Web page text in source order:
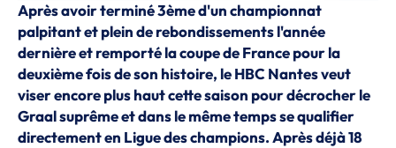
Après avoir terminé 3ème d'un championnat
palpitant et plein de rebondissements l'année
dernière et remporté la coupe de France pour la
deuxième fois de son histoire, le HBC Nantes veut
viser encore plus haut cette saison pour décrocher le
Graal suprême et dans le même temps se qualifier
directement en Ligue des champions. Après déjà 18